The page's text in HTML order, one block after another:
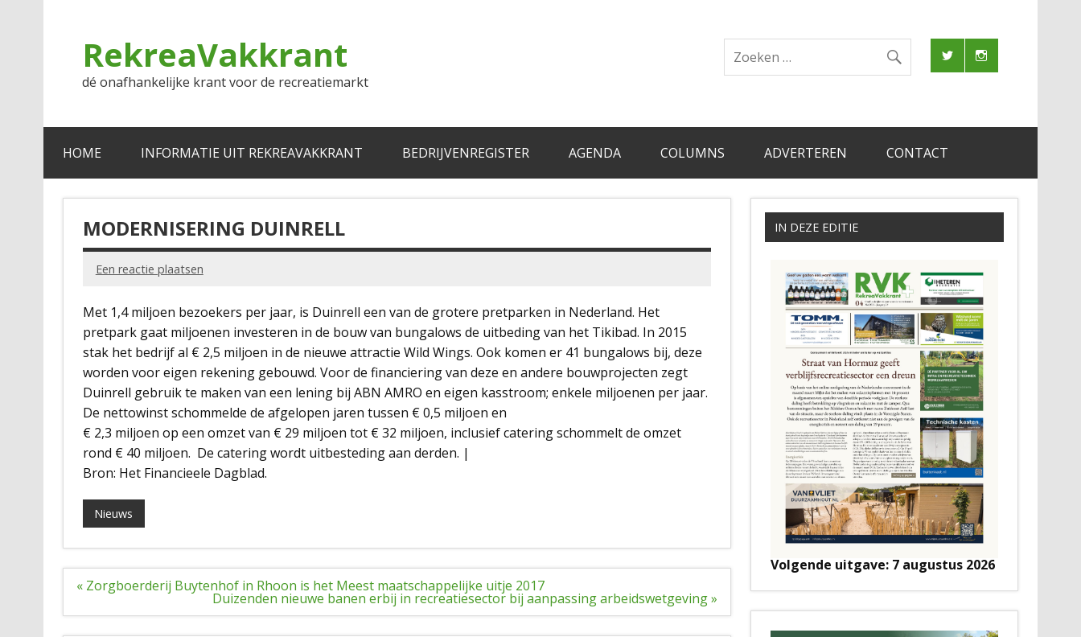
RekreaVakkrant
dé onafhankelijke krant voor de recreatiemarkt
HOME INFORMATIE UIT REKREAVAKKRANT BEDRIJVENREGISTER AGENDA COLUMNS ADVERTEREN CONTACT
MODERNISERING DUINRELL
Een reactie plaatsen
Met 1,4 miljoen bezoekers per jaar, is Duinrell een van de grotere pretparken in Nederland. Het
pretpark gaat miljoenen investeren in de bouw van bungalows de uitbeding van het Tikibad. In 2015
stak het bedrijf al € 2,5 miljoen in de nieuwe attractie Wild Wings. Ook komen er 41 bungalows bij, deze
worden voor eigen rekening gebouwd. Voor de financiering van deze en andere bouwprojecten zegt
Duinrell gebruik te maken van een lening bij ABN AMRO en eigen kasstroom; enkele miljoenen per jaar.
De nettowinst schommelde de afgelopen jaren tussen € 0,5 miljoen en
€ 2,3 miljoen op een omzet van € 29 miljoen tot € 32 miljoen, inclusief catering schommelt de omzet
rond € 40 miljoen. De catering wordt uitbesteding aan derden. |
Bron: Het Financieele Dagblad.
Nieuws
Bericht
navigatie
« Zorgboerderij Buytenhof in Rhoon is het Meest maatschappelijke uitje 2017
Duizenden nieuwe banen erbij in recreatiesector bij aanpassing arbeidswetgeving »
IN DEZE EDITIE
Volgende uitgave: 7 augustus 2026